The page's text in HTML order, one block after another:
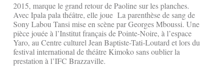
2015, marque le grand retour de Paoline sur les planches.
Avec Ipala pala théâtre, elle joue La parenthèse de sang de
Sony Labou Tansi mise en scène par Georges Mboussi. Une
pièce jouée à l’Institut français de Pointe-Noire, à l’espace
Yaro, au Centre culturel Jean Baptiste-Tati-Loutard et lors du
festival international de théâtre Kimoko sans oublier la
prestation à l’IFC Brazzaville.